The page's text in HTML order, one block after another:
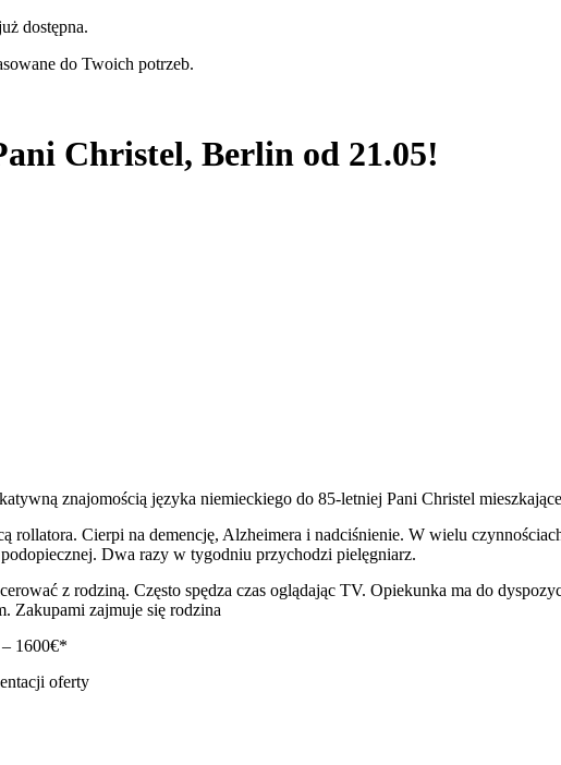
dostępna.
do Twoich potrzeb.
Christel, Berlin od 21.05!
znajomością języka niemieckiego do 85-letniej Pani Christel
rollatora. Cierpi na demencję, Alzheimera i nadciśnienie. W wielu
Dwa razy w tygodniu przychodzi pielęgniarz.
z rodziną. Często spędza czas oglądając TV. Opiekunka ma do
Zakupami zajmuje się rodzina
1600€*
oferty